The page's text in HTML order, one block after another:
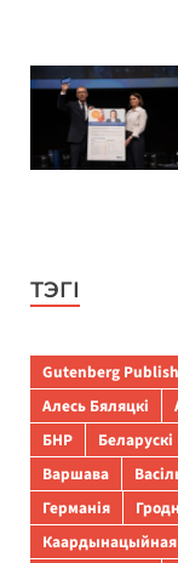
ТЭГІ
Gutenberg
Алесь Бяляцкі
БНР
Варшава
Германія